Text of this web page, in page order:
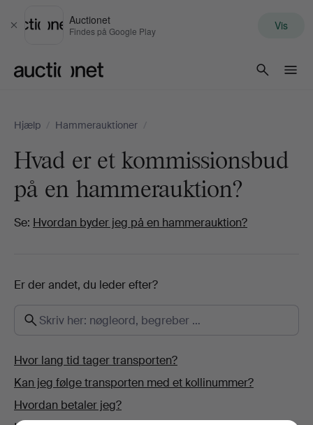
Luk
Auctionet
Findes på Google Play Vis
Hjælp / Hammerauktioner /
Hvad er et kommissionsbud
på en hammerauktion?
Se: Hvordan byder jeg på en hammerauktion?
Er der andet, du leder efter?
Hvor lang tid tager transporten?
Kan jeg følge transporten med et kollinummer?
Hvordan betaler jeg?